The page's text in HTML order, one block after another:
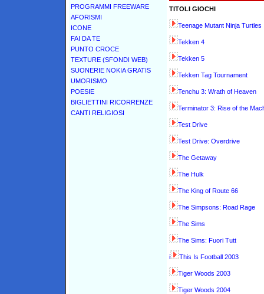
PROGRAMMI FREEWARE
AFORISMI
ICONE
FAI DA TE
PUNTO CROCE
TEXTURE (SFONDI WEB)
SUONERIE NOKIA GRATIS
UMORISMO
POESIE
BIGLIETTINI RICORRENZE
CANTI RELIGIOSI
TITOLI GIOCHI
Teenage Mutant Ninja Turtles
Tekken 4
Tekken 5
Tekken Tag Tournament
Tenchu 3: Wrath of Heaven
Terminator 3: Rise of the
Test Drive
Test Drive: Overdrive
The Getaway
The Hulk
The King of Route 66
The Simpsons: Road Rage
The Sims
The Sims: Fuori Tutt
i This Is Football 2003
Tiger Woods 2003
Tiger Woods 2004